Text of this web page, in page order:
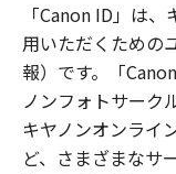
「Canon ID」は
用いただくための
報）です。「
ノンフォトサーク
キヤノンオンライ
ど、さまざまなサ